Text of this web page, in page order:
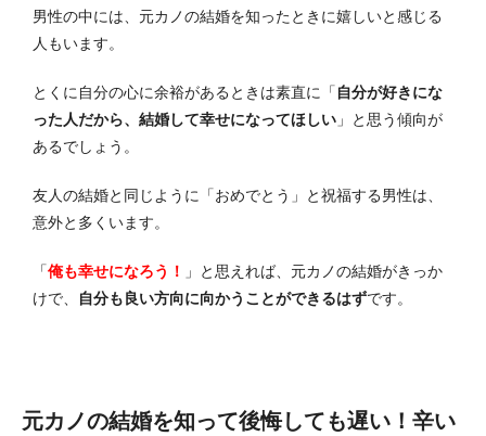
男性の中には、元カノの結婚を知ったときに嬉しいと感じる
人もいます。
とくに自分の心に余裕があるときは素直に「 自分が好きにな
った人だから、結婚して幸せになってほしい 」と思う傾向が
あるでしょう。
友人の結婚と同じように「おめでとう」と祝福する男性は、
意外と多くいます。
「俺も幸せになろう！
」と思えれば、元カノの結婚がきっか
けで、
自分も良い方向に向かうことができるはずです。
元カノの結婚を知って後悔しても遅い！辛い